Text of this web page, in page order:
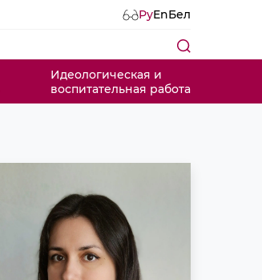
РуEnБел
Идеологическая и
воспитательная работа